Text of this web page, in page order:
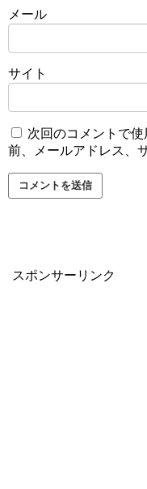
メール
サイト
次回のコメントで
前、メールアドレス、
スポンサーリンク